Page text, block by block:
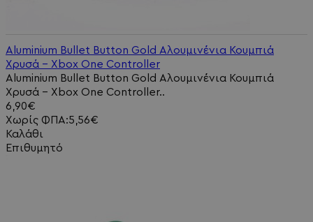
Aluminium Bullet Button Gold Αλουμινένια Κουμπιά
Χρυσά - Xbox One Controller
Aluminium Bullet Button Gold Αλουμινένια Κουμπιά
Χρυσά - Xbox One Controller..
6,90€
Χωρίς ΦΠΑ:5,56€
Καλάθι
Επιθυμητό